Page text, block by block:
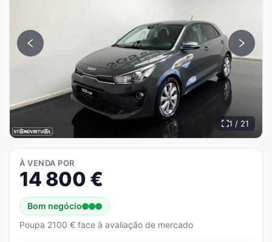
1 / 21
À VENDA POR
14 800 €
Bom negócio
Poupa 2100 € face à avaliação de mercado